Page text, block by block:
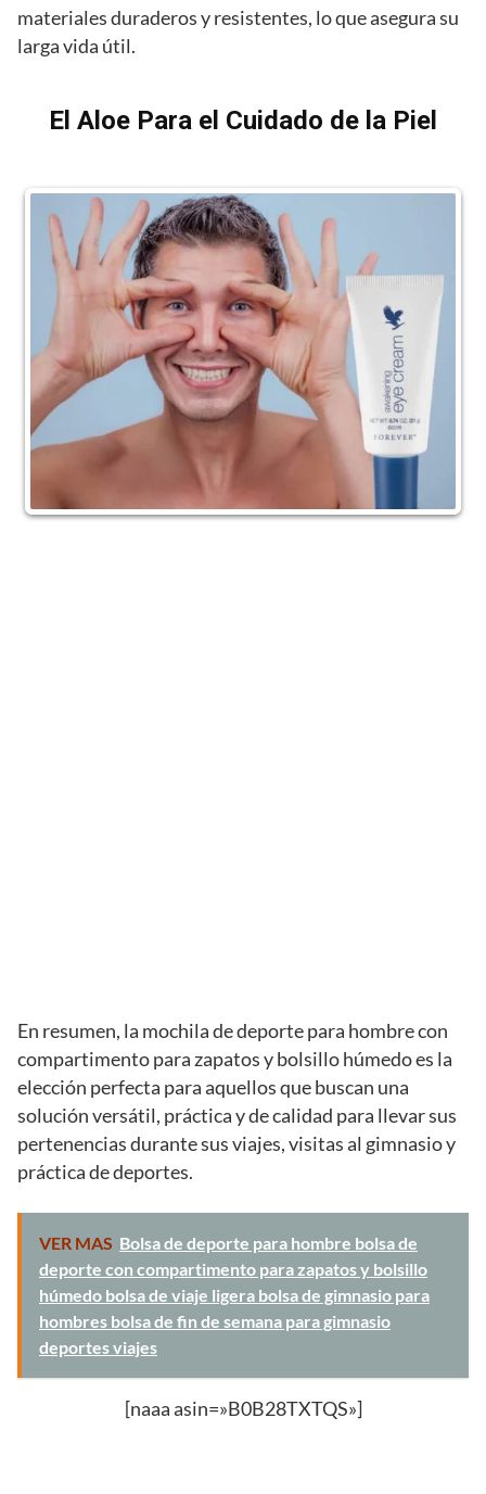
materiales duraderos y resistentes, lo que asegura su
larga vida útil.
El Aloe Para el Cuidado de la Piel
En resumen, la mochila de deporte para hombre con
compartimento para zapatos y bolsillo húmedo es la
elección perfecta para aquellos que buscan una
solución versátil, práctica y de calidad para llevar sus
pertenencias durante sus viajes, visitas al gimnasio y
práctica de deportes.
VER MAS Bolsa de deporte para hombre bolsa de
deporte con compartimento para zapatos y bolsillo
húmedo bolsa de viaje ligera bolsa de gimnasio para
hombres bolsa de fin de semana para gimnasio
deportes viajes
[naaa asin=»B0B28TXTQS»]